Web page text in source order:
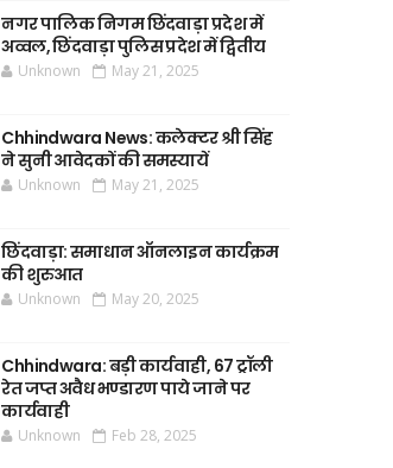
नगर पालिक निगम छिंदवाड़ा प्रदेश में
अव्वल, छिंदवाड़ा पुलिस प्रदेश में द्वितीय
Unknown May 21, 2025
Chhindwara News: कलेक्टर श्री सिंह
ने सुनी आवेदकों की समस्यायें
Unknown May 21, 2025
छिंदवाड़ा: समाधान ऑनलाइन कार्यक्रम
की शुरुआत
Unknown May 20, 2025
Chhindwara: बड़ी कार्यवाही, 67 ट्रॉली
रेत जप्त अवैध भण्डारण पाये जाने पर
कार्यवाही
Unknown Feb 28, 2025